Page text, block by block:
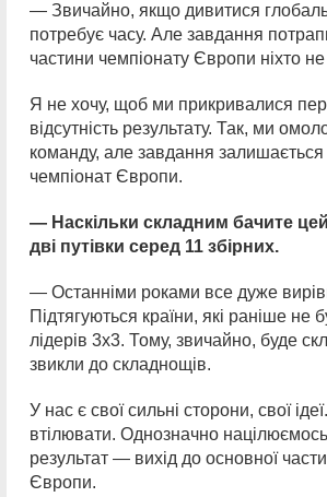
— Звичайно, якщо дивитися
потребує часу. Але завдання
частини чемпіонату Європи ніхто
Я не хочу, щоб ми прикривалися
відсутність результату. Так, ми
команду, але завдання
чемпіонат Європи.
— Наскільки складним бачите
дві путівки серед 11 збірних.
— Останніми роками все дуже
Підтягуються країни, які раніше не
лідерів 3х3. Тому, звичайно, буде
звикли до складнощів.
У нас є свої сильні сторони, свої
втілювати. Однозначно
результат — вихід до основної
Європи.